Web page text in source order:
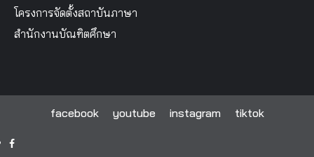
โครงการจัดตั้งสถาบันภาษา
สำนักงานบัณฑิตศึกษา
facebook youtube instagram tiktok
facebook